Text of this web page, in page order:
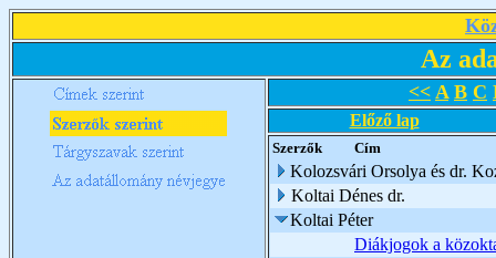
Az
<< A B C
Előző lap
Szerzők Cím
Kolozsvári Orsolya és dr.
Koltai Dénes dr.
Koltai Péter
Diákjogok a